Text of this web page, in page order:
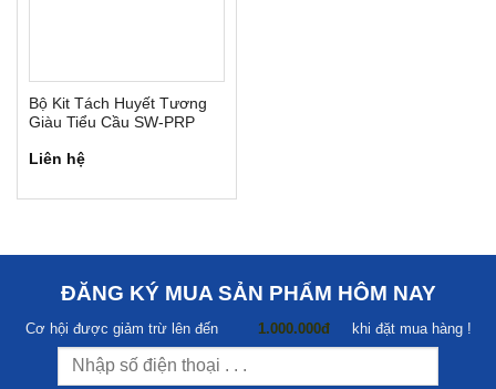
Bộ Kit Tách Huyết Tương
Giàu Tiểu Cầu SW-PRP
Liên hệ
ĐĂNG KÝ MUA SẢN PHẨM HÔM NAY
Cơ hội được giảm trừ lên đến 1.000.000đ khi đặt mua hàng !